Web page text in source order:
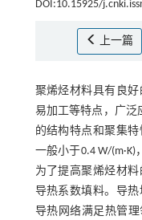
DOI:10.15925/
上一篇
聚烯烃材料具有良好
易加工等特点，广泛
的结构特点和聚集
一般小于0.4 W/
为了提高聚烯烃材
导热系数填料。导
导热网络满足热管